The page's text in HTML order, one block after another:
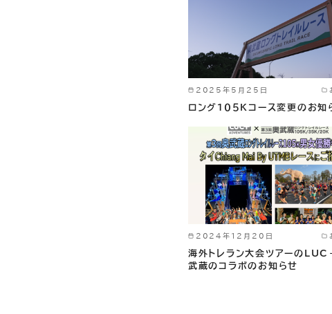
2025年5月25日
ロング１０５Kコース変更のお知
2024年12月20日
海外トレラン大会ツアーのLUC
武蔵のコラボのお知らせ